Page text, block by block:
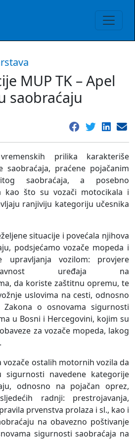
MUP TK – Apel
saobraćaju
prilika karakteriše
saobraćaja, praćene pojačanim
saobraćaja, a posebno
kao što su vozači motocikala i
ranjiviju kategoriju učesnika
situacije i povećala njihova
podsjećamo vozače mopeda i
upravljanja vozilom: provjere
uređaja na
da koriste zaštitnu opremu, te
uslovima na cesti, odnosno
o osnovama sigurnosti
u Bosni i Hercegovini, kojim su
za vozače mopeda, lakog
vozače ostalih motornih vozila da
sigurnosti navedene kategorije
odnosno na pojačan oprez,
radnji: prestrojavanja,
prvenstva prolaza i sl., kao i
na obavezno poštivanje
sigurnosti saobraćaja na